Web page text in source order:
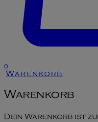
0
Warenkorb
Warenkorb
Dein Warenkorb ist